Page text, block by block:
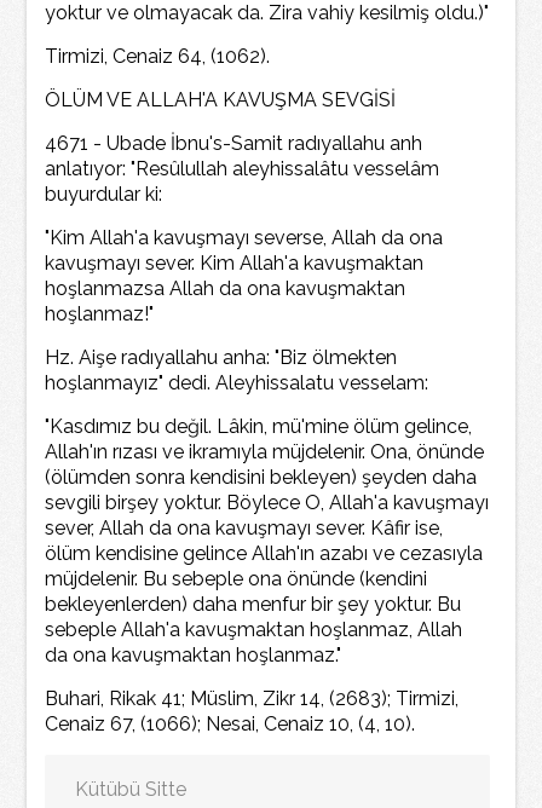
yoktur ve olmayacak da. Zira vahiy kesilmiş oldu.)"
Tirmizi, Cenaiz 64, (1062).
ÖLÜM VE ALLAH'A KAVUŞMA SEVGİSİ
4671 - Ubade İbnu's-Samit radıyallahu anh
anlatıyor: "Resûlullah aleyhissalâtu vesselâm
buyurdular ki:
"Kim Allah'a kavuşmayı severse, Allah da ona
kavuşmayı sever. Kim Allah'a kavuşmaktan
hoşlanmazsa Allah da ona kavuşmaktan
hoşlanmaz!"
Hz. Aişe radıyallahu anha: "Biz ölmekten
hoşlanmayız" dedi. Aleyhissalatu vesselam:
"Kasdımız bu değil. Lâkin, mü'mine ölüm gelince,
Allah'ın rızası ve ikramıyla müjdelenir. Ona, önünde
(ölümden sonra kendisini bekleyen) şeyden daha
sevgili birşey yoktur. Böylece O, Allah'a kavuşmayı
sever, Allah da ona kavuşmayı sever. Kâfir ise,
ölüm kendisine gelince Allah'ın azabı ve cezasıyla
müjdelenir. Bu sebeple ona önünde (kendini
bekleyenlerden) daha menfur bir şey yoktur. Bu
sebeple Allah'a kavuşmaktan hoşlanmaz, Allah
da ona kavuşmaktan hoşlanmaz."
Buhari, Rikak 41; Müslim, Zikr 14, (2683); Tirmizi,
Cenaiz 67, (1066); Nesai, Cenaiz 10, (4, 10).
Kütübü Sitte